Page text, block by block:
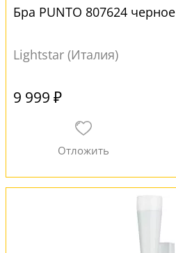
Бра PUNTO 807624 черное
Lightstar (Италия)
9 999 ₽